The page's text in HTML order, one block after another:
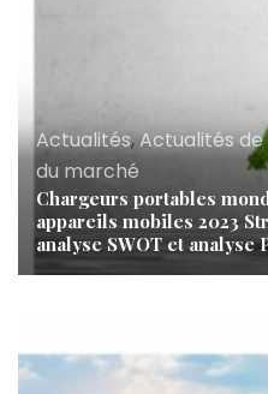
Actualités,Actualités
du marché
Chargeurs portables
appareils mobiles 2023
analyse SWOT et analyse